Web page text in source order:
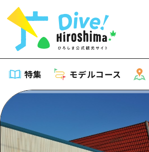
特集 モデルコース
特集一覧
モデルコース